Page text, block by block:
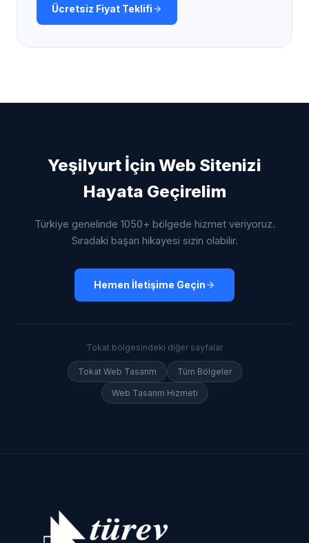
Ücretsiz Fiyat Teklifi
Yeşilyurt İçin Web Sitenizi
Hayata Geçirelim
Türkiye genelinde 1050+ bölgede hizmet veriyoruz.
Sıradaki başarı hikayesi sizin olabilir.
Hemen İletişime Geçin
Tokat bölgesindeki diğer sayfalar
TokatWeb Tasarım Tüm Bölgeler
Web Tasarım Hizmeti